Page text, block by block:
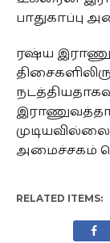
பாதுகாப்பு
ரஷ்ய
அமைச்சகம்
RELATED ITEMS: